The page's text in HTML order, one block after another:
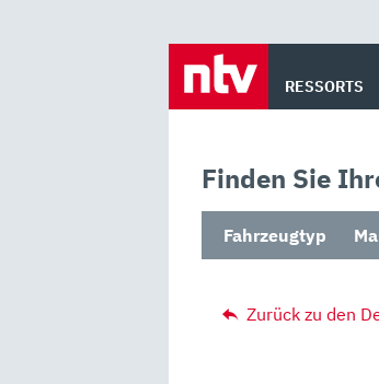
RESSORTS
Finden Sie
Fahrzeugtyp
Zurück zu den